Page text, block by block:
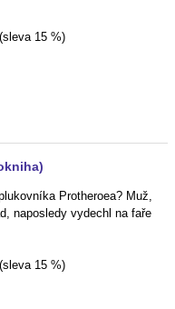
15 %)
Protheroea? Muž,
naposledy vydechl na faře
15 %)